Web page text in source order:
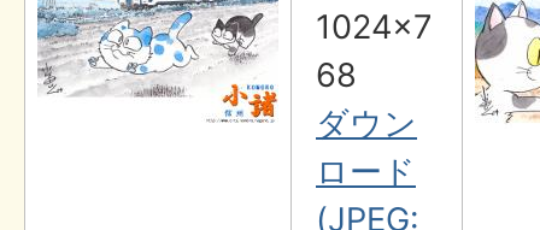
1024×7
68
ダウン
ロード
(JPEG: